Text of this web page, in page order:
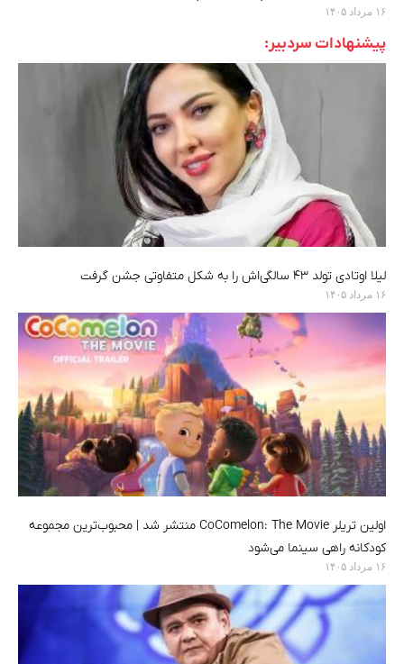
۱۶ مرداد ۱۴۰۵
پیشنهادات سردبیر:
لیلا اوتادی تولد ۴۳ سالگی‌اش را به شکل متفاوتی جشن گرفت
۱۶ مرداد ۱۴۰۵
اولین تریلر CoComelon: The Movie منتشر شد | محبوب‌ترین مجموعه
کودکانه راهی سینما می‌شود
۱۶ مرداد ۱۴۰۵